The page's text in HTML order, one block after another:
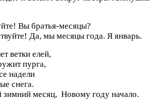
Вы братья-месяцы?
Да, мы месяцы года. Я январь.
ветки елей,
пурга,
надели
снега.
месяц, Новому году начало.